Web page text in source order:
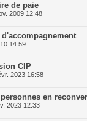
de paie
2009 12:48
14:59
CIP
2023 16:58
personnes en
2023 12:33